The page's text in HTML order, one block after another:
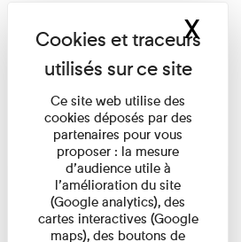
Ce site web utilise des
cookies déposés par des
partenaires pour vous
proposer : la mesure
d’audience utile à
l’amélioration du site
(Google analytics), des
cartes interactives (Google
maps), des boutons de
X